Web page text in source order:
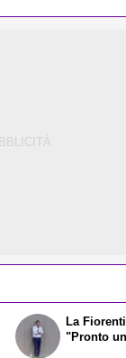
La
"Pronto